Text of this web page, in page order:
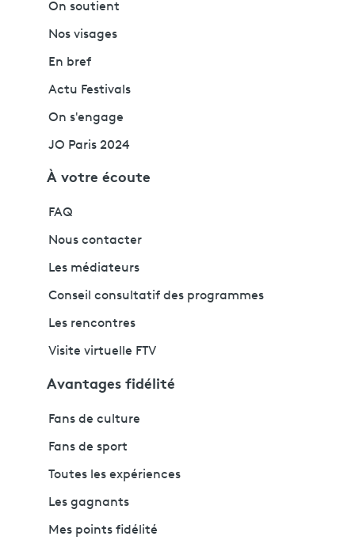
On soutient
Nos visages
En bref
Actu Festivals
On s'engage
JO Paris 2024
À votre écoute
FAQ
Nous contacter
Les médiateurs
Conseil consultatif des programmes
Les rencontres
Visite virtuelle FTV
Avantages fidélité
Fans de culture
Fans de sport
Toutes les expériences
Les gagnants
Mes points fidélité